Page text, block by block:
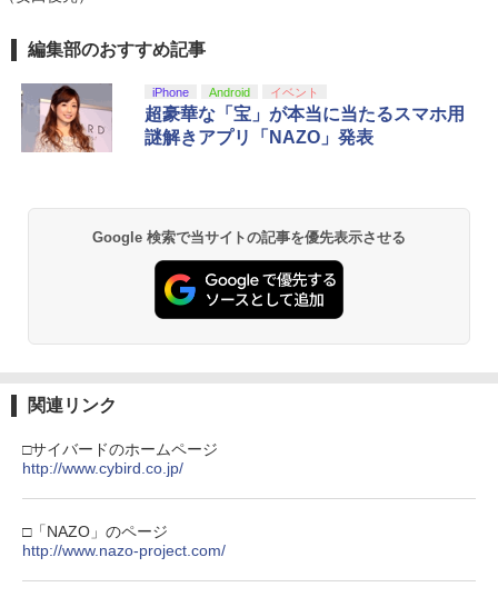
編集部のおすすめ記事
iPhone Android イベント
超豪華な「宝」が本当に当たるスマホ用
謎解きアプリ「NAZO」発表
Google 検索で当サイトの記事を優先表示させる
関連リンク
□サイバードのホームページ
http://www.cybird.co.jp/
□「NAZO」のページ
http://www.nazo-project.com/